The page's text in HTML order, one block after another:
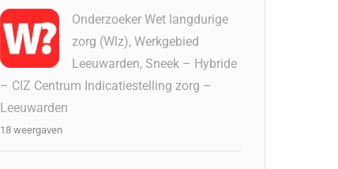
Onderzoeker Wet langdurige
zorg (Wlz), Werkgebied
Leeuwarden, Sneek – Hybride
– CIZ Centrum Indicatiestelling zorg –
Leeuwarden
18 weergaven